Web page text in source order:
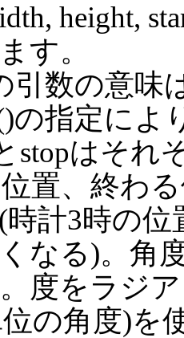
height,
す。
引数の意味
の指定によ
stopはそれ
置、終わ
計3時の
なる)。角
度をラジ
位の角度)を